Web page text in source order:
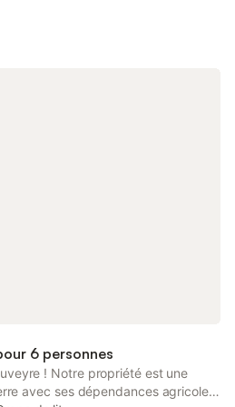
6 personnes
! Notre propriété est une
avec ses dépendances agricoles,